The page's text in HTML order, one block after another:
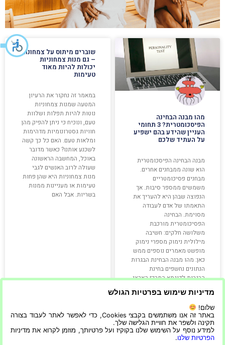
מהו מבנה הבחינה
הפיסכומטרית? 3 תחומי
העניין שהידע בהם ישפיע
על העתיד שלכם
מבנה הבחינה הפיסכומטרית
הוא שונה ממבחנים אחרים.
מבחנים פסיכומטריים
משמשים ממספר סיבות. אך
הנפוצה שבהן היא להעריך את
התאמתו של אדם לעבודה
מסוימת. הבחינה
הפסיכומטרית מורכבת
משלושה חלקים: חשיבה
מילולית נימוק מספרי נימוק
מופשט מאמרים נוספים ממש
כאן: מהו מבנה הבחינת הבגרות
הנתונים נחשפים בחינת
הבגרות לדוגמא המרכז הארצי
קרא עוד »
21/10/2022
שוברים מיתוס על צמחונות
– גם מנות צמחוניות
יכולות להיות מאוד
טעימות
במאמר זה נחקור את הרעיון
המטעה שמנות צמחוניות
נוטות להיות תפלות ושלוות
טעם, ונוכיח כי ניתן להפיק מהן
חוויות גסטרונומיות מדהימות
ומלאות טעם. האם כל כך קשה
לשכנע אותנו? כאשר מדובר
באוכל, המחשבה הראשונה
שעולה לרוב האנשים לגבי
מנות צמחוניות היא שהן פחות
טעימות או מעניינות ממנות
בשריות. אבל האם
קרא עוד »
מדיניות שימוש בפרטיות הגולש
שלום!
באתר זה אנו משתמשים בקבצי Cookies, כדי לאפשר לאתר לעבוד בצורה
תקינה ולשפר את חוויית הגלישה שלך.
למידע נוסף על השימוש שלנו בקוקיז ועל פרטיותך, מוזמן לקרוא את מדיניות
הפרטיות שלנו.